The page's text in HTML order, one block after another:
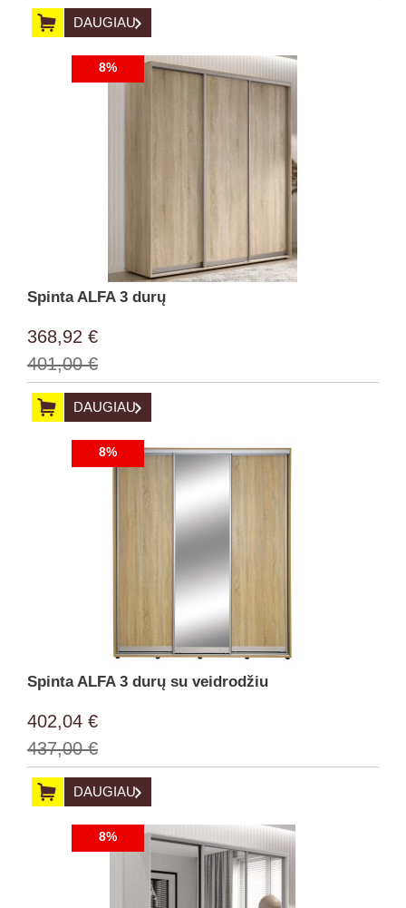
DAUGIAU
8%
Spinta ALFA 3 durų
368,92 €
401,00 €
DAUGIAU
8%
Spinta ALFA 3 durų su veidrodžiu
402,04 €
437,00 €
DAUGIAU
8%